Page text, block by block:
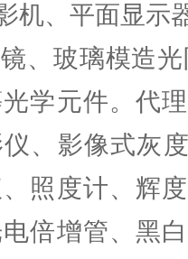
机、平面显示
、玻璃模造
学元件。代
、影像式灰
照度计、辉
倍增管、黑